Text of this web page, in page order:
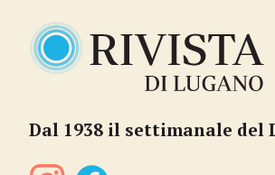
Dal 1938 il settimanale del